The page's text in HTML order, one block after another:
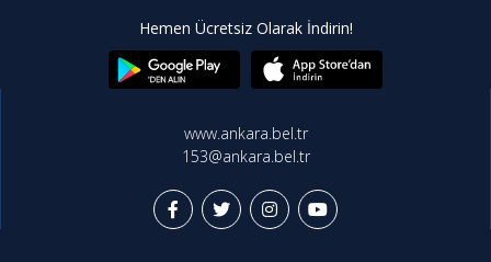
Hemen Ücretsiz Olarak İndirin!
www.ankara.bel.tr
153@ankara.bel.tr